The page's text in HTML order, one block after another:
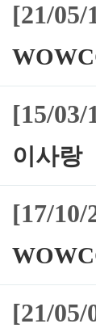
[21/
[15/03/
이사랑
[17/
[21/